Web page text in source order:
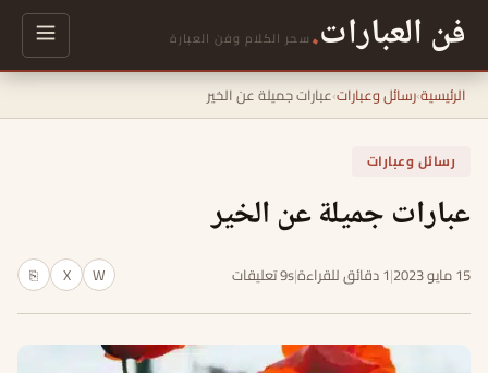
فن العبارات. سحر الكلام وفن العبارة
الرئيسية›رسائل وعبارات›عبارات جميلة عن الخير
رسائل وعبارات
عبارات جميلة عن الخير
15 مايو 2023 |1 دقائق للقراءة |9s تعليقات W
X
⎘